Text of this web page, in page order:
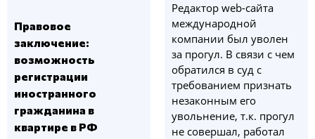
Редактор web-сайта
международной
компании был уволен
за прогул. В связи с чем
обратился в суд с
требованием признать
незаконным его
увольнение, т.к. прогул
не совершал, работал
Правовое
заключение:
возможность
регистрации
иностранного
гражданина в
квартире в РФ